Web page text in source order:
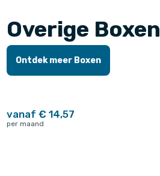
Overige Boxen
Ontdek meer Boxen
vanaf € 14,57
per maand